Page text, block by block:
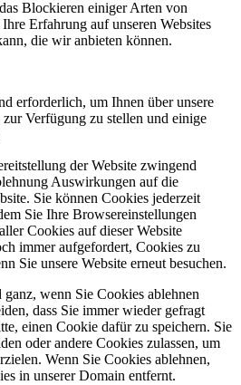
Blockieren einiger Arten von
Erfahrung auf unseren Websites
die wir anbieten können.
erforderlich, um Ihnen über unsere
Verfügung zu stellen und einige
der Website zwingend
Auswirkungen auf die
Sie können Cookies jederzeit
Sie Ihre Browsereinstellungen
Cookies auf dieser Website
immer aufgefordert, Cookies zu
Sie unsere Website erneut besuchen.
wenn Sie Cookies ablehnen
dass Sie immer wieder gefragt
einen Cookie dafür zu speichern. Sie
oder andere Cookies zulassen, um
Wenn Sie Cookies ablehnen,
in unserer Domain entfernt.